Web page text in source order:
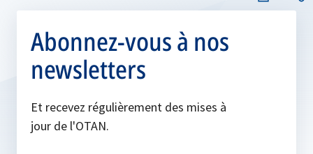
Abonnez-vous à nos
newsletters
Et recevez régulièrement des mises à
jour de l'OTAN.